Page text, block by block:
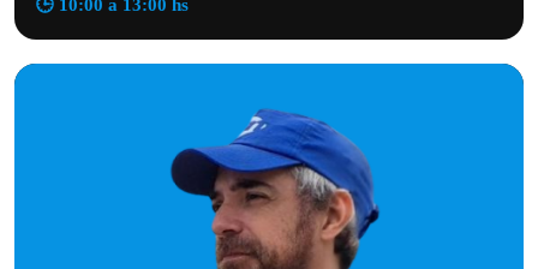
🕒 10:00 a 13:00 hs